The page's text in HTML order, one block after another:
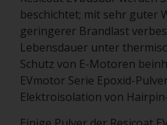
beschichtet; mit sehr guter
geringerer Brandlast
Lebensdauer unter
Schutz von E-Motoren
EVmotor Serie Epoxid-
Elektroisolation von